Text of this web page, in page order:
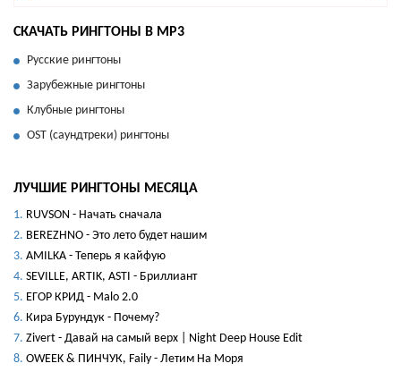
СКАЧАТЬ РИНГТОНЫ В MP3
Русские рингтоны
Зарубежные рингтоны
Клубные рингтоны
OST (саундтреки) рингтоны
ЛУЧШИЕ РИНГТОНЫ МЕСЯЦА
RUVSON - Начать сначала
BEREZHNO - Это лето будет нашим
AMILKA - Теперь я кайфую
SEVILLE, ARTIK, ASTI - Бриллиант
ЕГОР КРИД - Malo 2.0
Кира Бурундук - Почему?
Zivert - Давай на самый верх | Night Deep House Edit
OWEEK & ПИНЧУК, Faily - Летим На Моря